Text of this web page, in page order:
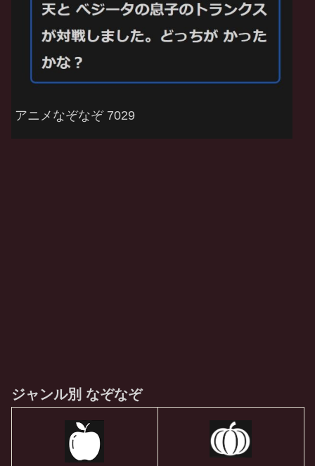
アニメなぞなぞ 7029
ジャンル別 なぞなぞ